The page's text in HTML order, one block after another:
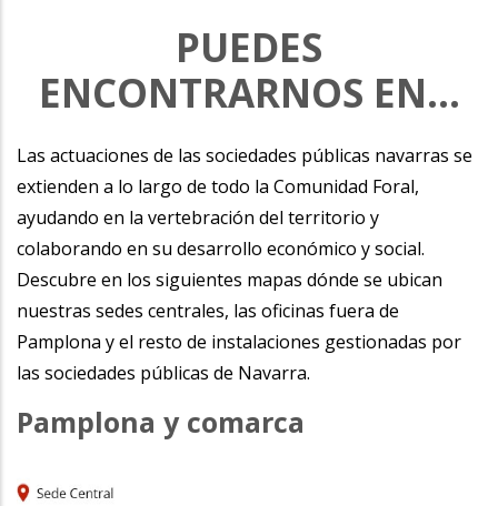
PUEDES
ENCONTRARNOS EN...
Las actuaciones de las sociedades públicas navarras se
extienden a lo largo de todo la Comunidad Foral,
ayudando en la vertebración del territorio y
colaborando en su desarrollo económico y social.
Descubre en los siguientes mapas dónde se ubican
nuestras sedes centrales, las oficinas fuera de
Pamplona y el resto de instalaciones gestionadas por
las sociedades públicas de Navarra.
Pamplona y comarca